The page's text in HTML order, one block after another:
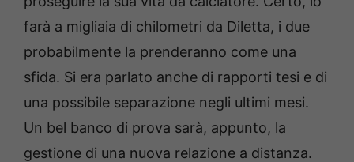
farà a migliaia di chilometri da Diletta, i due
probabilmente la prenderanno come una
sfida. Si era parlato anche di rapporti tesi e di
una possibile separazione negli ultimi mesi.
Un bel banco di prova sarà, appunto, la
gestione di una nuova relazione a distanza.